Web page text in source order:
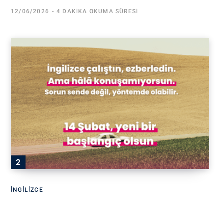
12/06/2026 4 DAKIKA OKUMA SÜRESI
İNGILIZCE